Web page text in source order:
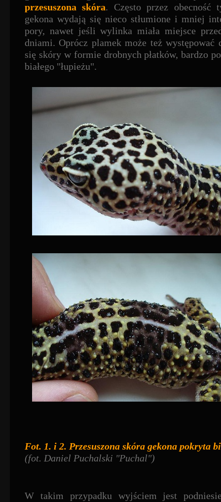
przesuszona skóra. Często przez obecność
gekona wydają się nieco stłumione i mniej
pory, nawet jeśli wylinka miała miejsce
dniami. Oprócz plamek może też występować
się skóry w formie drobnych płatków, bardzo
białego "łupieżu".
Fot. 1. i 2. Przesuszona skóra gekona pokryta
(fot. Daniel Puchalski "Puchal")
W takim przypadku wyjściem jest